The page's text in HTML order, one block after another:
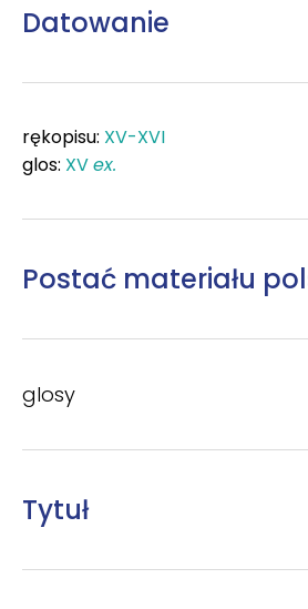
Datowanie
rękopisu: XV-XVI
glos: XVex.
Postać materiału
glosy
Tytuł